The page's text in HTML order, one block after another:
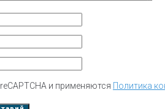
и применяются Политика